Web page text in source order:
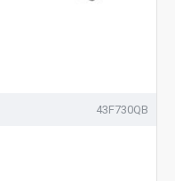
43F730QB